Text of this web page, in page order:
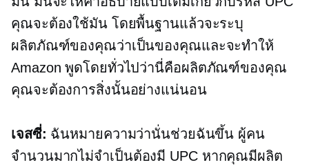
คุณจะต้องใช้มัน โดยพื้นฐานแล้วจะระบุ
ผลิตภัณฑ์ของคุณว่าเป็นของคุณและจะทำให้
Amazon พูดโดยทั่วไปว่านี่คือผลิตภัณฑ์ของคุณ
คุณจะต้องการสิ่งนั้นอย่างแน่นอน
เจสซี่: ฉันหมายความว่านั่นช่วยฉันขึ้น ผู้คน
จำนวนมากไม่จำเป็นต้องมี UPC หากคุณมีผลิต